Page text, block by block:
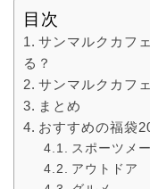
目次
サンマルクカフ
る？
サンマルクカフ
まとめ
おすすめの福袋
スポーツメ
アウトドア